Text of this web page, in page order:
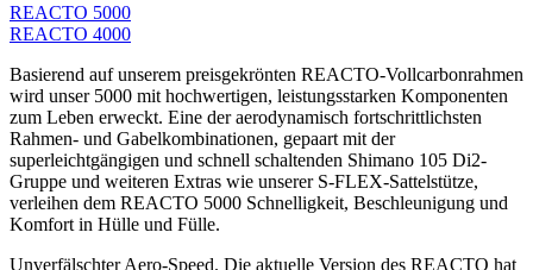
REACTO 5000
REACTO 4000
Basierend auf unserem preisgekrönten REACTO-Vollcarbonrahmen
wird unser 5000 mit hochwertigen, leistungsstarken Komponenten
zum Leben erweckt. Eine der aerodynamisch fortschrittlichsten
Rahmen- und Gabelkombinationen, gepaart mit der
superleichtgängigen und schnell schaltenden Shimano 105 Di2-
Gruppe und weiteren Extras wie unserer S-FLEX-Sattelstütze,
verleihen dem REACTO 5000 Schnelligkeit, Beschleunigung und
Komfort in Hülle und Fülle.
Unverfälschter Aero-Speed. Die aktuelle Version des REACTO hat